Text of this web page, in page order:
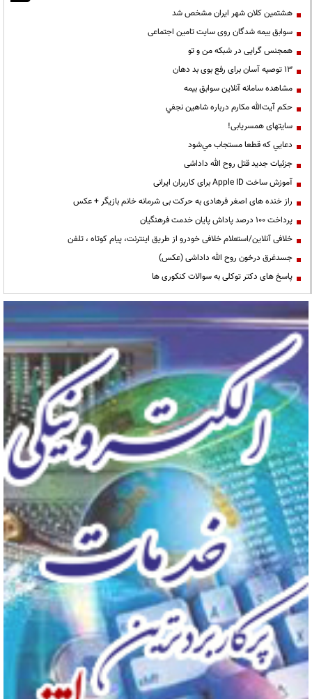
هشتمین کلان شهر ایران مشخص شد
سوابق بیمه شدگان روی سایت تامین اجتماعی
همجنس گرایی در شبکه من و تو
13 توصیه آسان برای رفع بوی بد دهان
مشاهده سامانه آنلاين سوابق بیمه
حكم آيت‌الله مكارم درباره شاهين نجفي
سایتهای همسریابی!
دعايي كه قطعا مستجاب مي‌شود
جزئیات جدید قتل روح الله داداشی
آموزش ساخت Apple ID برای کاربران ایرانی
راز خنده های اصغر فرهادی به حرکت بی شرمانه خانم بازیگر + عکس
پرداخت ۱۰۰ درصد پاداش پایان خدمت فرهنگیان
خلافی آنلاین/استعلام خلافی خودرو از طریق اینترنت، پیام کوتاه ، تلفن
جسدغرق درخون روح الله داداشی (عکس)
پاسخ های دکتر توکلی به سوالات کنکوری ها